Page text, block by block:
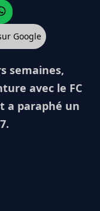
Google
semaines,
avec le FC
a paraphé un